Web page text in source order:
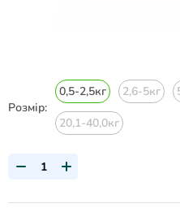
Розмір:
0,5-2,5кг 2,6-5кг
20,1-40,0кг